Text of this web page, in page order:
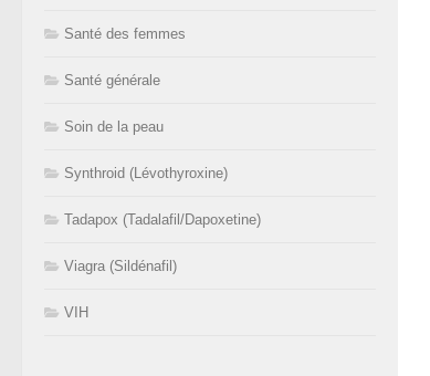
Santé des femmes
Santé générale
Soin de la peau
Synthroid (Lévothyroxine)
Tadapox (Tadalafil/Dapoxetine)
Viagra (Sildénafil)
VIH